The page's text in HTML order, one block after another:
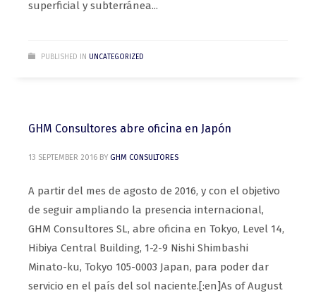
superficial y subterránea...
PUBLISHED IN UNCATEGORIZED
GHM Consultores abre oficina en Japón
13 SEPTEMBER 2016 BY GHM CONSULTORES
A partir del mes de agosto de 2016, y con el objetivo
de seguir ampliando la presencia internacional,
GHM Consultores SL, abre oficina en Tokyo, Level 14,
Hibiya Central Building, 1-2-9 Nishi Shimbashi
Minato-ku, Tokyo 105-0003 Japan, para poder dar
servicio en el país del sol naciente.[:en]As of August